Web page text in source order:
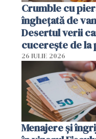
Crumble cu
înghețată de
Desertul verii
cucerește de la
lingură
26 IULIE 2026
Menajere și